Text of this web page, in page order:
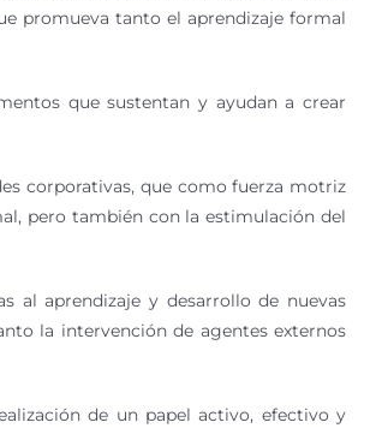
promueva tanto el aprendizaje formal
que sustentan y ayudan a crear
corporativas, que como fuerza motriz
pero también con la estimulación del
al aprendizaje y desarrollo de nuevas
la intervención de agentes externos
de un papel activo, efectivo y